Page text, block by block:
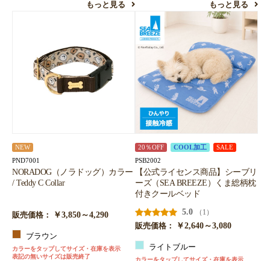
もっと見る もっと見る
NEW
PND7001
NORADOG（ノラドッグ）カラー
/ Teddy C Collar
販売価格： ￥3,850～4,290
ブラウン
カラーをタップしてサイズ・在庫を表示
表記の無いサイズは販売終了
20％OFF COOL加工 SALE
PSB2002
【公式ライセンス商品】シーブリ
ーズ（SEA BREEZE）くま総柄枕
付きクールベッド
5.0
（1）
販売価格：
￥2,640～3,080
ライトブルー